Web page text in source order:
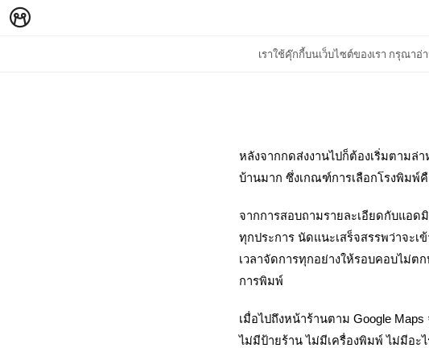
เราใช้คุ๊กกี้บนเว็บไซต์ของเรา กรุณาอ่
หลังจากกดส่งงานไปก็ต้องเริ่มตามล่
บ้านมาก ซึ่งเกณฑ์การเลือกโรงพิมพ์
จากการสอบถามรายละเอียดกับแอ
ทุกประการ นัดแนะเสร็จสรรพว่าจะเ
เวลาจัดการทุกอย่างให้รอบคอบไม่ต
การพิมพ์
เมื่อไปถึงหน้าร้านตาม Google
ไม่มีป้ายร้าน ไม่มีเครื่องพิมพ์ ไม่มีอะ